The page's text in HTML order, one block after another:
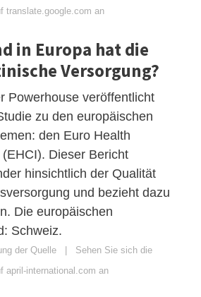
translate.google.com an
in Europa hat die
Versorgung?
Powerhouse veröffentlicht
zu den europäischen
den Euro Health
Dieser Bericht
hinsichtlich der Qualität
und bezieht dazu
Die europäischen
Schweiz.
der Quelle | Sehen Sie sich die
april-international.com an